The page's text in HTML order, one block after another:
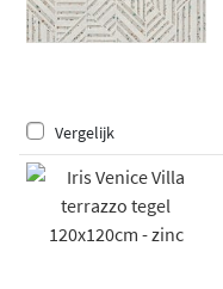
Vergelijk